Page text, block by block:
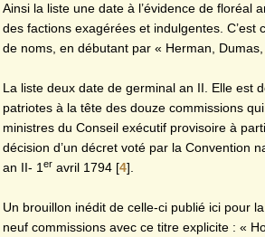
Ainsi la liste une date à l’évidence de floréal
des factions exagérées et indulgentes. C’est
de noms, en débutant par « Herman,
La liste deux date de germinal an II. Elle est
patriotes à la tête des douze commissions
ministres du Conseil exécutif provisoire à
décision d’un décret voté par la Convention
an II- 1 er avril 1794 [4]
Un brouillon inédit de celle-ci publié ici pour
neuf commissions avec ce titre explicite : «